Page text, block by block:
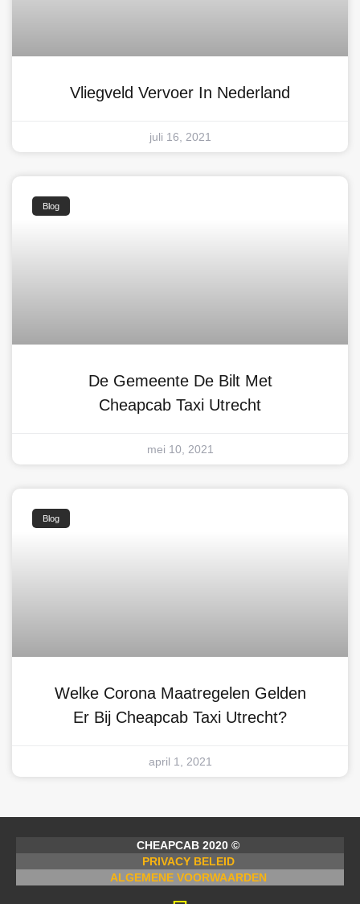
Vliegveld Vervoer In Nederland
juli 16, 2021
Blog
De Gemeente De Bilt Met
Cheapcab Taxi Utrecht
mei 10, 2021
Blog
Welke Corona Maatregelen Gelden
Er Bij Cheapcab Taxi Utrecht?
april 1, 2021
CHEAPCAB 2020 ©
PRIVACY BELEID
ALGEMENE VOORWAARDEN